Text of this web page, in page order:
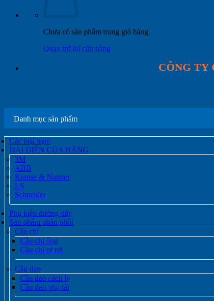
Chưa có sản phẩm trong giỏ hàng.
Quay trở lại cửa hàng
CÔNG TY
Danh mục sản phẩm
Các loại trạm
ĐẠI DIỆN CỦA HÃNG
3M
ABB
Krause & Naimer
LS
Schneider
Phụ kiện đường dây
Sản phẩm phân phối
Cầu chì
Cầu chì ống
Cầu chì tự rơi
Cầu dao
Cầu dao cách ly
Cầu dao phụ tải